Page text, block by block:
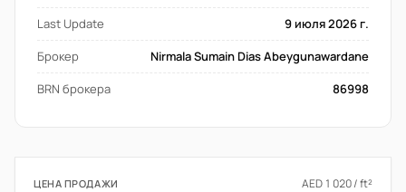
Last Update
9 июля 2026 г.
Брокер
Nirmala Sumain Dias Abeygunawardane
BRN брокера
86998
ЦЕНА ПРОДАЖИ AED 1 020 / ft²